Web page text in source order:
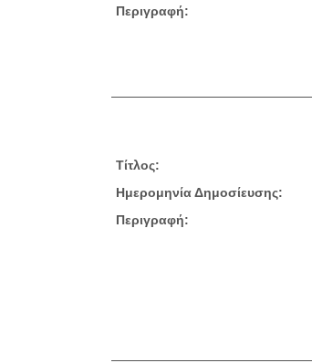
Περιγραφή:
Τίτλος:
Ημερομηνία Δημοσίευσης:
Περιγραφή: